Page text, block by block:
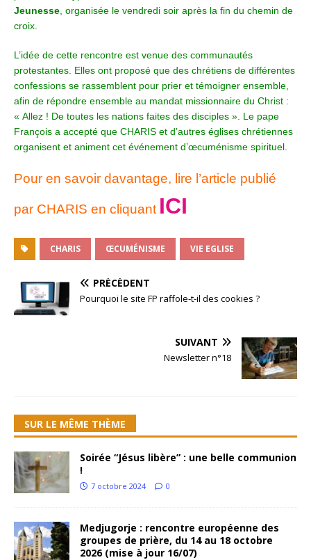
Jeunesse , organisée le vendredi soir après la fin du chemin de
croix.
L’idée de cette rencontre est venue des communautés
protestantes. Elles ont proposé que des chrétiens de différentes
confessions se rassemblent pour prier et témoigner ensemble,
afin de répondre ensemble au mandat missionnaire du Christ :
« Allez ! De toutes les nations faites des disciples ». Le pape
François a accepté que CHARIS et d’autres églises chrétiennes
organisent et animent cet événement d’œcuménisme spirituel.
Pour en savoir davantage, lire l’article publié
par CHARIS en cliquant ICI
CHARIS ŒCUMÉNISME VIE EGLISE
PRÉCÉDENT
Pourquoi le site FP raffole-t-il des cookies ?
SUIVANT
Newsletter n°18
SUR LE MÊME THÈME
Soirée “Jésus libère” : une belle communion
!
7 octobre 2024 0
Medjugorje : rencontre européenne des
groupes de prière, du 14 au 18 octobre
2026 (mise à jour 16/07)